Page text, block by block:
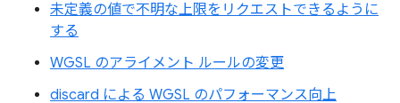
未定義の値で不明な上限をリクエストできるように
する
WGSL のアライメント ルールの変更
discard による WGSL のパフォーマンス向上